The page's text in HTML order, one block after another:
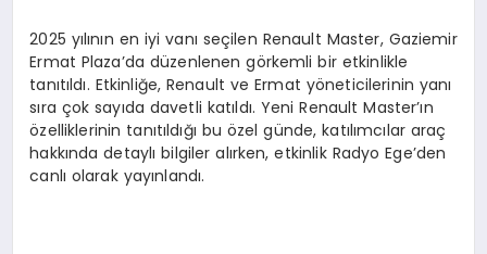
2025 yılının en iyi vanı seçilen Renault Master, Gaziemir
Ermat Plaza’da düzenlenen görkemli bir etkinlikle
tanıtıldı. Etkinliğe, Renault ve Ermat yöneticilerinin yanı
sıra çok sayıda davetli katıldı. Yeni Renault Master’ın
özelliklerinin tanıtıldığı bu özel günde, katılımcılar araç
hakkında detaylı bilgiler alırken, etkinlik Radyo Ege’den
canlı olarak yayınlandı.